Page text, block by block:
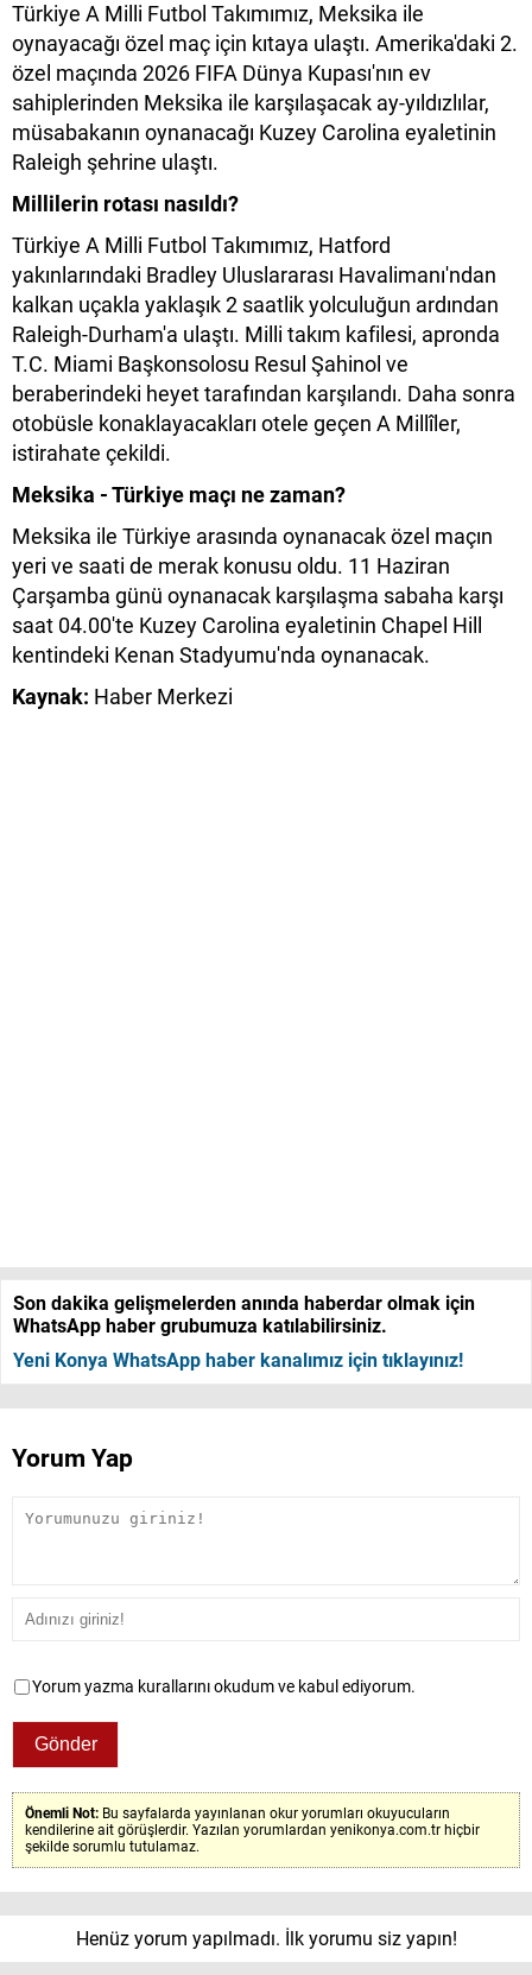
Türkiye A Milli Futbol Takımımız, Meksika ile
oynayacağı özel maç için kıtaya ulaştı. Amerika'daki 2.
özel maçında 2026 FIFA Dünya Kupası'nın ev
sahiplerinden Meksika ile karşılaşacak ay-yıldızlılar,
müsabakanın oynanacağı Kuzey Carolina eyaletinin
Raleigh şehrine ulaştı.
Millilerin rotası nasıldı?
Türkiye A Milli Futbol Takımımız, Hatford
yakınlarındaki Bradley Uluslararası Havalimanı'ndan
kalkan uçakla yaklaşık 2 saatlik yolculuğun ardından
Raleigh-Durham'a ulaştı. Milli takım kafilesi, apronda
T.C. Miami Başkonsolosu Resul Şahinol ve
beraberindeki heyet tarafından karşılandı. Daha sonra
otobüsle konaklayacakları otele geçen A Millîler,
istirahate çekildi.
Meksika - Türkiye maçı ne zaman?
Meksika ile Türkiye arasında oynanacak özel maçın
yeri ve saati de merak konusu oldu. 11 Haziran
Çarşamba günü oynanacak karşılaşma sabaha karşı
saat 04.00'te Kuzey Carolina eyaletinin Chapel Hill
kentindeki Kenan Stadyumu'nda oynanacak.
Kaynak: Haber Merkezi
Son dakika gelişmelerden anında haberdar olmak için
WhatsApp haber grubumuza katılabilirsiniz.
Yeni Konya WhatsApp haber kanalımız için tıklayınız!
Yorum Yap
Yorum yazma kurallarını okudum ve kabul ediyorum.
Önemli Not: Bu sayfalarda yayınlanan okur yorumları okuyucuların
kendilerine ait görüşlerdir. Yazılan yorumlardan yenikonya.com.tr hiçbir
şekilde sorumlu tutulamaz.
Henüz yorum yapılmadı. İlk yorumu siz yapın!